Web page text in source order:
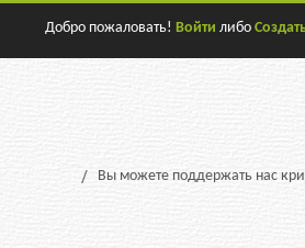
Добро пожаловать! Войти либо
Вы можете поддержать нас